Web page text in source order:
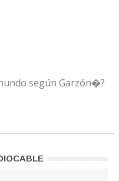
según Garzón�?